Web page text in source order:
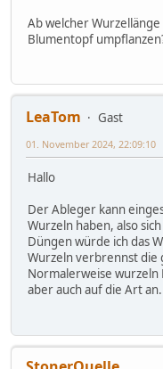
Ab welcher
Blumentopf
LeaTom
Gast
01. November 2024, 22:09:10
Hallo
Der Ableger kann
Wurzeln haben, also
Düngen würde ich das
Wurzeln verbrennst
Normalerweise wurzeln
aber auch auf die Art an.